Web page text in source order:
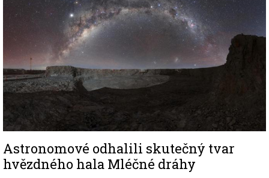
Astronomové odhalili skutečný tvar
hvězdného hala Mléčné dráhy